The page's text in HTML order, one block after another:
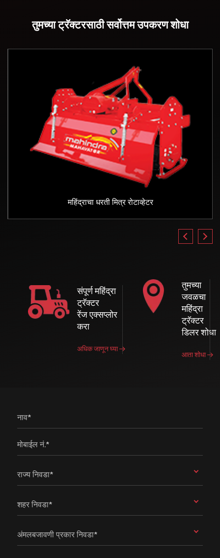
तुमच्या ट्रॅक्टरसाठी सर्वोत्तम उपकरण शोधा
महिंद्राचा धरती मित्र रोटाव्हेटर
संपूर्ण महिंद्रा
ट्रॅक्टर
रेंज एक्सप्लोर
करा
अधिक जाणून घ्या
तुमच्या
जवळचा
महिंद्रा
ट्रॅक्टर
डिलर शोधा
आता शोधा
नाव*
मोबाईल नं.*
राज्य निवडा*
शहर निवडा*
अंमलबजावणी प्रकार निवडा*